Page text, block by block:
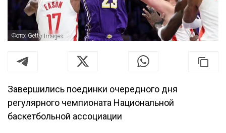
Фото: Getty Images
Завершились поединки очередного дня
регулярного чемпионата Национальной
баскетбольной ассоциации